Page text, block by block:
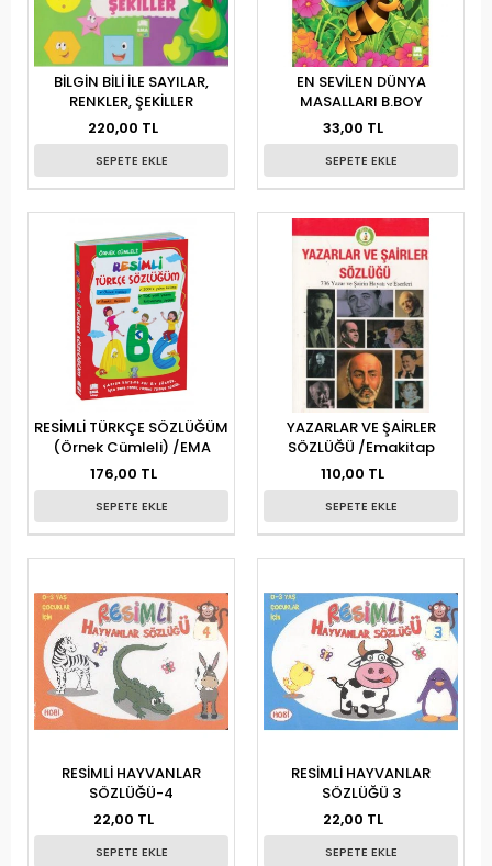
BİLGİN BİLİ İLE SAYILAR,
RENKLER, ŞEKİLLER
220,00 TL
SEPETE EKLE
EN SEVİLEN DÜNYA
MASALLARI B.BOY
33,00 TL
SEPETE EKLE
RESİMLİ TÜRKÇE SÖZLÜĞÜM
(Örnek Cümleli) /EMA
176,00 TL
SEPETE EKLE
YAZARLAR VE ŞAİRLER
SÖZLÜĞÜ /Emakitap
110,00 TL
SEPETE EKLE
RESİMLİ HAYVANLAR
SÖZLÜĞÜ-4
22,00 TL
SEPETE EKLE
RESİMLİ HAYVANLAR
SÖZLÜĞÜ 3
22,00 TL
SEPETE EKLE